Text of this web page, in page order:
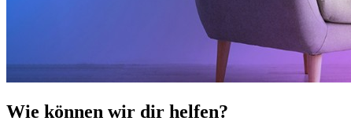
Wie können wir dir helfen?